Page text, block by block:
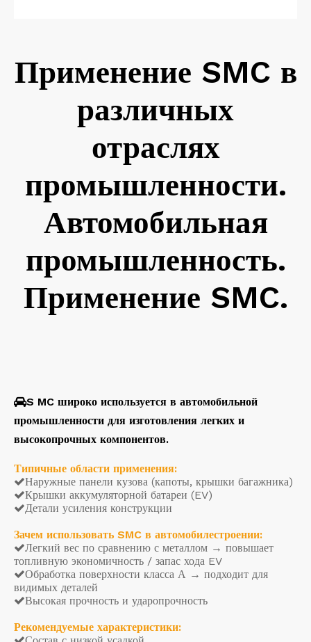
Применение SMC в
различных
отраслях
промышленности.
Автомобильная
промышленность.
Применение SMC.
S MC широко используется в автомобильной
промышленности для изготовления легких и
высокопрочных компонентов.
Типичные области применения:
Наружные панели кузова (капоты, крышки багажника)
Крышки аккумуляторной батареи (EV)
Детали усиления конструкции
Зачем использовать SMC в автомобилестроении:
Легкий вес по сравнению с металлом → повышает
топливную экономичность / запас хода EV
Обработка поверхности класса А → подходит для
видимых деталей
Высокая прочность и ударопрочность
Рекомендуемые характеристики: